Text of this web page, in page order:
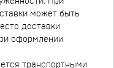
может быть
доставки
оформлении
транспортными